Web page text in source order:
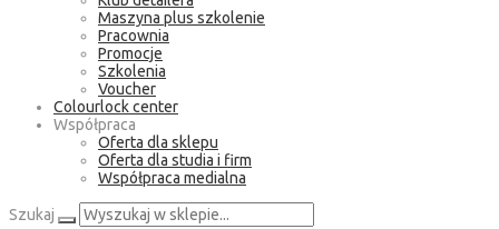
Maszyna plus szkolenie
Pracownia
Promocje
Szkolenia
Voucher
Colourlock center
Współpraca
Oferta dla sklepu
Oferta dla studia i firm
Współpraca medialna
Szukaj